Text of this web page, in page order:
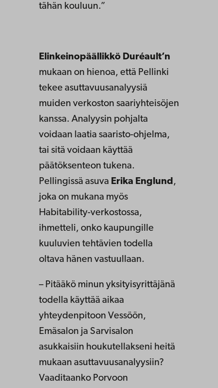
tähän kouluun.”
Elinkeinopäällikkö Duréault’n
mukaan on hienoa, että Pellinki
tekee asuttavuusanalyysiä
muiden verkoston saariyhteisöjen
kanssa. Analyysin pohjalta
voidaan laatia saaristo-ohjelma,
tai sitä voidaan käyttää
päätöksenteon tukena.
Pellingissä asuva Erika Englund ,
joka on mukana myös
Habitability-verkostossa,
ihmetteli, onko kaupungille
kuuluvien tehtävien todella
oltava hänen vastuullaan.
– Pitääkö minun yksityisyrittäjänä
todella käyttää aikaa
yhteydenpitoon Vessöön,
Emäsalon ja Sarvisalon
asukkaisiin houkutellakseni heitä
mukaan asuttavuusanalyysiin?
Vaaditaanko Porvoon